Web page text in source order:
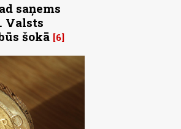
saņems
Valsts
šokā 6